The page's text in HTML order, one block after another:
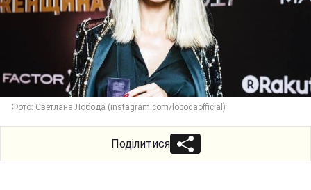
Фото: Светлана Лобода (instagram.com/lobodaofficial)
Поділитися